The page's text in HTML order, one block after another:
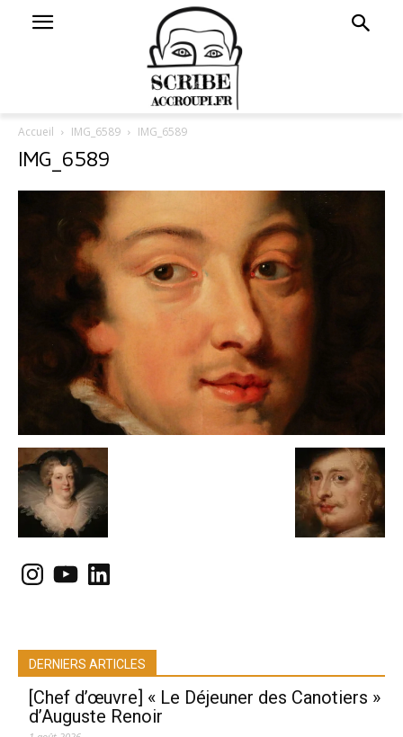
Accueil IMG_6589 IMG_6589
IMG_6589
Instagram
YouTubeLinkedIn
DERNIERS ARTICLES
[Chef d’œuvre] « Le Déjeuner des Canotiers »
d’Auguste Renoir